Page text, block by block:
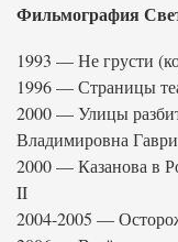
Фильмография
1993 — Не грусти
1996 — Страницы
2000 — Улицы
Владимировна
2000 — Казанова в
II
2004-2005 —